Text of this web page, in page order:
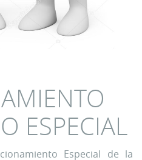
ESPECIAL
Especial de la